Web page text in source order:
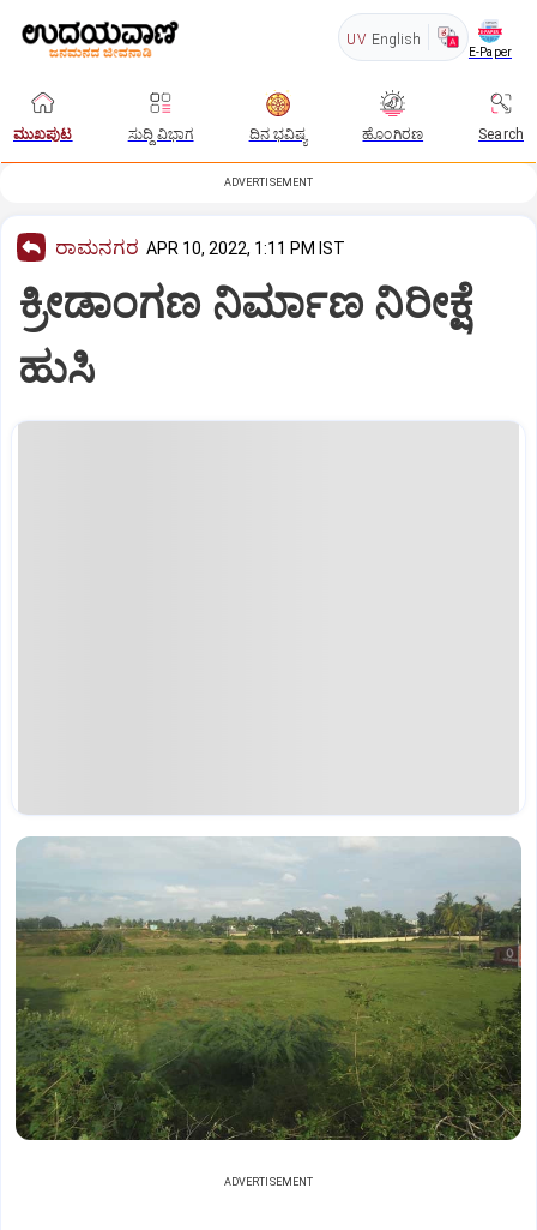
UV English
E-Paper
ಮುಖಪುಟ ಸುದ್ದಿ ವಿಭಾಗ ದಿನ ಭವಿಷ್ಯ ಹೊಂಗಿರಣ Search
ADVERTISEMENT
ರಾಮನಗರ APR 10, 2022, 1:11 PM IST
ಕ್ರೀಡಾಂಗಣ ನಿರ್ಮಾಣ ನಿರೀಕ್ಷೆ
ಹುಸಿ
ADVERTISEMENT